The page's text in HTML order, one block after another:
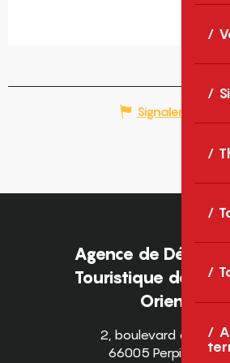
Signaler une
Agence de
Touristique des
Orientales
2, boulevard des
66005 Perpignan